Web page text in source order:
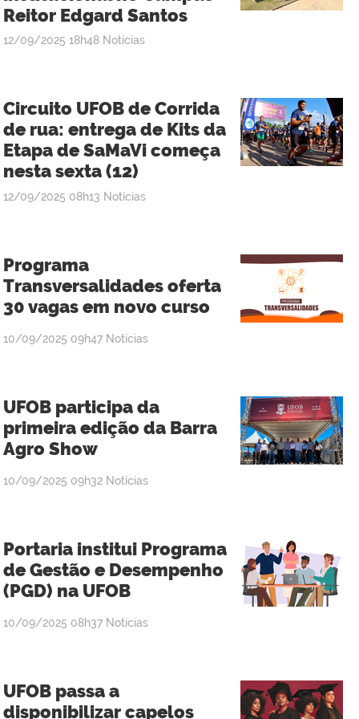
Reitor Edgard Santos
publicado
12/09/2025 18h48 Notícias
Circuito UFOB de Corrida
de rua: entrega de Kits da
Etapa de SaMaVi começa
nesta sexta (12)
publicado
12/09/2025 08h13 Notícias
Programa
Transversalidades oferta
30 vagas em novo curso
publicado
10/09/2025 09h47 Notícias
UFOB participa da
primeira edição da Barra
Agro Show
publicado
10/09/2025 09h32 Notícias
Portaria institui Programa
de Gestão e Desempenho
(PGD) na UFOB
publicado
10/09/2025 08h37 Notícias
UFOB passa a
disponibilizar capelos